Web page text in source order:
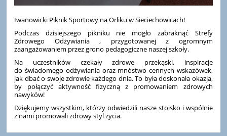
Iwanowicki Piknik Sportowy na Orliku w Sieciechowicach!
Podczas dzisiejszego pikniku nie mogło zabraknąć Strefy
Zdrowego Odżywiania , przygotowanej z ogromnym
zaangażowaniem przez grono pedagogiczne naszej szkoły.
Na uczestników czekały zdrowe przekąski, inspiracje
do świadomego odżywiania oraz mnóstwo cennych wskazówek,
jak dbać o swoje zdrowie każdego dnia. To była doskonała okazja,
by połączyć aktywność fizyczną z promowaniem zdrowych
nawyków!
Dziękujemy wszystkim, którzy odwiedzili nasze stoisko i wspólnie
z nami promowali zdrowy styl życia.